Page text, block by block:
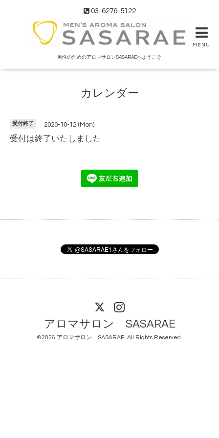
03-6276-5122
MENU
男性のためのアロマサロンSASARAEへようこそ
カレンダー
受付終了 2020-10-12 (Mon)
受付は終了いたしました
アロマサロン SASARAE
©2026 アロマサロン SASARAE. All Rights Reserved.